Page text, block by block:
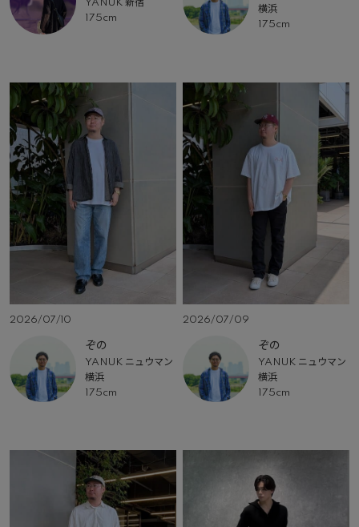
YANUK 新宿
175cm
横浜
175cm
2026/07/10
ぞの
YANUK ニュウマン
横浜
175cm
2026/07/09
ぞの
YANUK ニュウマン
横浜
175cm